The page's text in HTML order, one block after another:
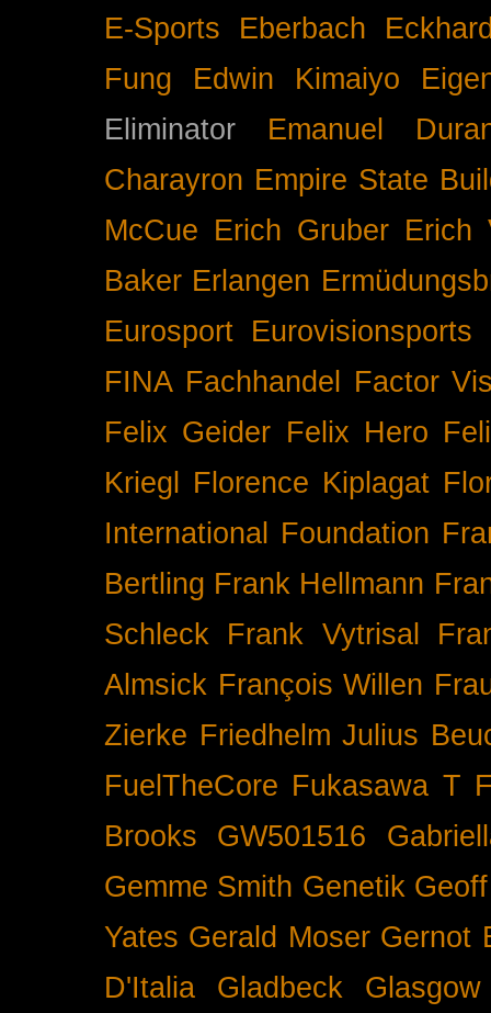
E-Sports
Eberbach
Fung
Edwin Kimaiyo
Eliminator
Emanuel
Charayron Empire State
McCue Erich Gruber Erich
Baker Erlangen
Eurosport Eurovisionsports
FINA Fachhandel
Factor
Felix Geider Felix Hero
Kriegl
Florence Kiplagat
International
Foundation
Bertling Frank Hellmann
Schleck
Frank Vytrisal
Almsick François Willen
Zierke Friedhelm Julius
FuelTheCore Fukasawa T
Brooks
GW501516
Gemme Smith Genetik
Yates Gerald Moser Gernot
D'Italia
Gladbeck Glasgow